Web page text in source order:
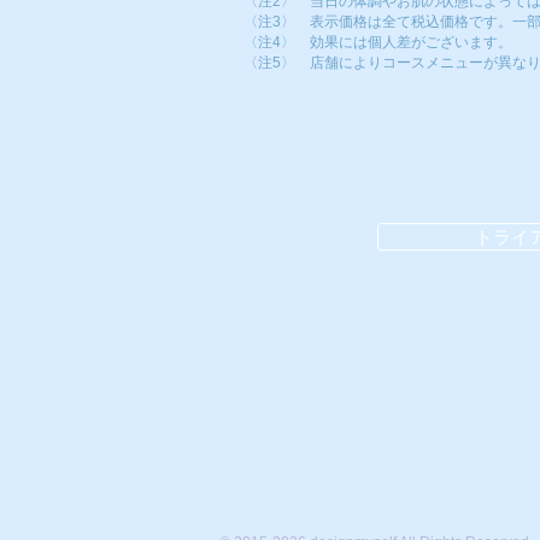
〈注3〉 表示価格は全て税込価格です。一
〈注4〉
効果には個人差がございます。
〈注5〉 店舗によりコースメニューが異な
トラ